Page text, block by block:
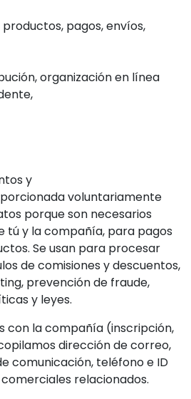
pagos, envíos,
organización en línea
y
voluntariamente
porque son necesarios
tú y la compañía, para pagos
Se usan para procesar
de comisiones y descuentos,
prevención de fraude,
y leyes.
con la compañía (inscripción,
dirección de correo,
comunicación, teléfono e ID
relacionados.